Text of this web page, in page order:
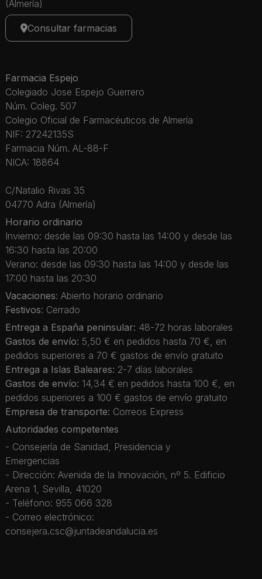
(Almería)
Consultar farmacias
Farmacia Espejo
Colegiado Jose Espejo Guerrero
Núm. Coleg. 507
Colegio Oficial de Farmacéuticos de Almería
NIF: 27242135S
Farmacia Núm. AL-88-F
NICA: 18864
C/Natalio Rivas 35
04770 Adra (Almería)
Horario ordinario
Invierno: desde las 09:30 hasta las 14:00 y desde las
16:30 hasta las 20:00
Verano: desde las 09:30 hasta las 14:00 y desde las
17:00 hasta las 20:30
Vacaciones: Abierto horario ordinario
Festivos: Cerrado
Entrega a España peninsular: 48-72 horas laborales
Gastos de envío: 5,50 € en pedidos hasta 70 €, en
pedidos superiores a 70 € gastos de envío gratuito
Entrega a Islas Baleares: 2-7 días laborales
Gastos de envío: 14,34 € en pedidos hasta 100 €, en
pedidos superiores a 100 € gastos de envío gratuito
Empresa de transporte: Correos Express
Autoridades competentes
- Consejería de Sanidad, Presidencia y
Emergencias
- Dirección: Avenida de la Innovación, nº 5. Edificio
Arena 1, Sevilla, 41020
- Teléfono: 955 066 328
- Correo electrónico:
consejera.csc@juntadeandalucia.es